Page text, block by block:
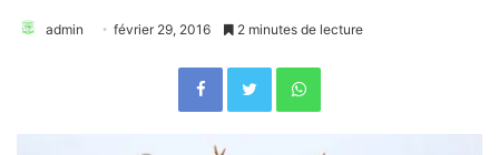
admin février 29, 2016 2 minutes de lecture
FacebookTwitterWhatsApp